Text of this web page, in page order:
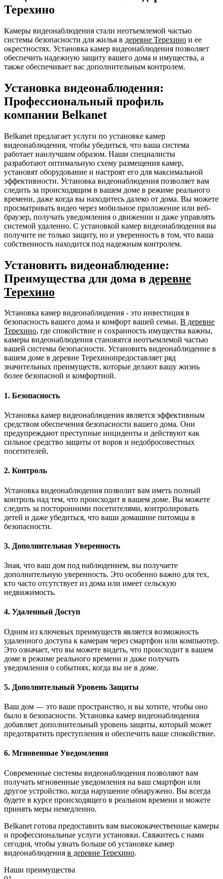
Терехино
Камеры видеонаблюдения стали неотъемлемой частью
системы безопасности для жилья в деревне Терехино и ее
окрестностях. Установка камер видеонаблюдения позволяет
обеспечить надежную защиту вашего дома и имущества, а
также обеспечивает вас дополнительным контролем.
Установка видеонаблюдения:
Профессиональный профиль
компании Belkanet
Belkanet предлагает услуги по установке камер
видеонаблюдения, чтобы убедиться, что ваша система
работает наилучшим образом. Наши специалисты
разработают оптимальную схему размещения камер,
установят оборудование и настроят его для максимальной
эффективности. Установка видеонаблюдения позволяет вам
следить за происходящим в вашем доме в режиме реального
времени, даже когда вы находитесь далеко от дома. Вы можете
просматривать видео через мобильное приложение или веб-
браузер, получать уведомления о движении и даже управлять
системой удаленно. С установкой камер видеонаблюдения вы
получите не только защиту, но и уверенность в том, что ваша
собственность находится под надежным контролем.
Установить видеонаблюдение:
Преимущества для дома в деревне
Терехино
Установка камер видеонаблюдения - это инвестиция в
безопасность вашего дома и комфорт вашей семьи. В деревне
Терехино, где спокойствие и сохранность имущества важны,
камеры видеонаблюдения становятся неотъемлемой частью
вашей системы безопасности. Установить видеонаблюдение в
вашем доме в деревне Терехинопредоставляет ряд
значительных преимуществ, которые делают вашу жизнь
более безопасной и комфортной.
1. Безопасность
Установка камер видеонаблюдения является эффективным
средством обеспечения безопасности вашего дома. Они
предупреждают преступные инциденты и действуют как
сильное средство защиты от воров и недобросовестных
посетителей.
2. Контроль
Установка видеонаблюдения позволит вам иметь полный
контроль над тем, что происходит в вашем доме. Вы можете
следить за посторонними посетителями, контролировать
детей и даже убедиться, что ваши домашние питомцы в
безопасности.
3. Дополнительная Уверенность
Зная, что ваш дом под наблюдением, вы получаете
дополнительную уверенность. Это особенно важно для тех,
кто часто отсутствует из дома или имеет сельскую
недвижимость.
4. Удаленный Доступ
Одним из ключевых преимуществ является возможность
удаленного доступа к камерам через смартфон или компьютер.
Это означает, что вы можете видеть, что происходит в вашем
доме в режиме реального времени и даже получать
уведомления о событиях, когда вы не в доме.
5. Дополнительный Уровень Защиты
Ваш дом — это ваше пространство, и вы хотите, чтобы оно
было в безопасности. Установка камер видеонаблюдения
добавляет дополнительный уровень защиты, который может
предотвратить преступления и обеспечить ваше спокойствие.
6. Мгновенные Уведомления
Современные системы видеонаблюдения позволяют вам
получать мгновенные уведомления на ваш смартфон или
другое устройство, когда нарушение обнаружено. Вы всегда
будете в курсе происходящего в реальном времени и можете
принять меры немедленно.
Belkanet готова предоставить вам высококачественные камеры
и профессиональные услуги установки. Свяжитесь с нами
сегодня, чтобы узнать больше об установке камер
видеонаблюдения в деревне Терехино.
Наши преимущества